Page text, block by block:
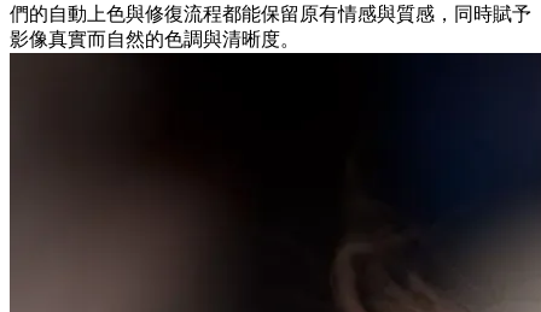
們的自動上色與修復流程都能保留原有情感與質感，同時賦予
影像真實而自然的色調與清晰度。